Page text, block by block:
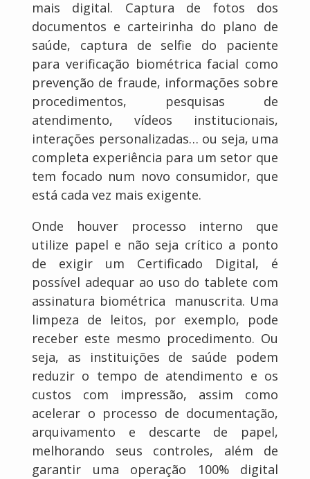
mais digital. Captura de fotos dos
documentos e carteirinha do plano de
saúde, captura de selfie do paciente
para verificação biométrica facial como
prevenção de fraude, informações sobre
procedimentos, pesquisas de
atendimento, vídeos institucionais,
interações personalizadas… ou seja, uma
completa experiência para um setor que
tem focado num novo consumidor, que
está cada vez mais exigente.
Onde houver processo interno que
utilize papel e não seja crítico a ponto
de exigir um Certificado Digital, é
possível adequar ao uso do tablete com
assinatura biométrica manuscrita. Uma
limpeza de leitos, por exemplo, pode
receber este mesmo procedimento. Ou
seja, as instituições de saúde podem
reduzir o tempo de atendimento e os
custos com impressão, assim como
acelerar o processo de documentação,
arquivamento e descarte de papel,
melhorando seus controles, além de
garantir uma operação 100% digital